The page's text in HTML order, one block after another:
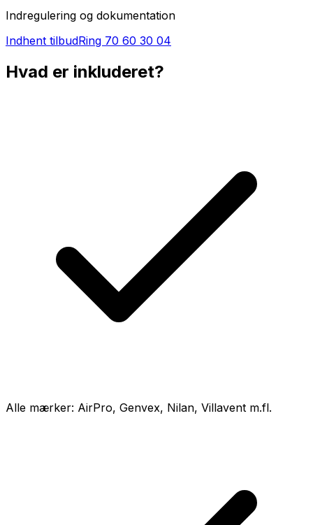
Indregulering og dokumentation
Indhent tilbudRing 70 60 30 04
Hvad er inkluderet?
Alle mærker: AirPro, Genvex, Nilan, Villavent m.fl.